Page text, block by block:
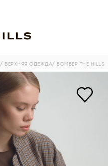
/ ВЕРХНЯЯ ОДЕЖДА/ БОМБЕР THE HILLS